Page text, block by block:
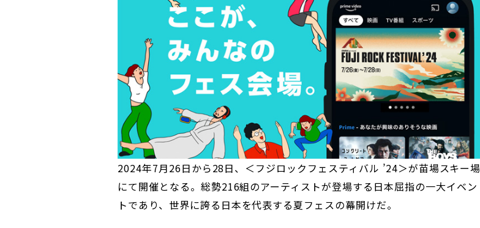
2024年7月26日から28日、＜フジロックフェスティバル ’24＞が苗場スキー場
にて開催となる。総勢216組のアーティストが登場する日本屈指の一大イベン
トであり、世界に誇る日本を代表する夏フェスの幕開けだ。